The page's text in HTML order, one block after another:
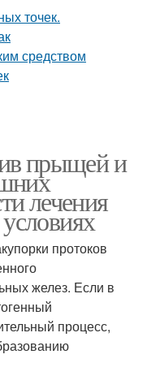
прыщей и
лечения
протоков
желез. Если в
процесс,